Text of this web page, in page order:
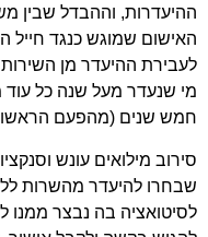
ההיעדרות, וההבדל שבין
האישום שמוגש כנגד
לעבירת ההיעדר מן
מי שנעדר מעל שנה כל עוד
חמש שנים (מהפעם
סירוב מילואים עונש
שבחרו להיעדר מהשרות
לסיטואציה בה נבצר ממנו